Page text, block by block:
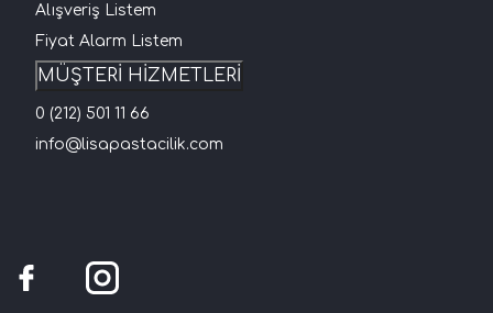
Alışveriş Listem
Fiyat Alarm Listem
MÜŞTERİ HİZMETLERİ
0 (212) 501 11 66
info@lisapastacilik.com